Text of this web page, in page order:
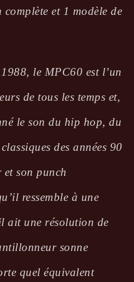
et 1 modèle de
le MPC60 est l’un
de tous les temps et,
le son du hip hop, du
des années 90
son punch
ressemble à une
ait une résolution de
sonne
quel équivalent